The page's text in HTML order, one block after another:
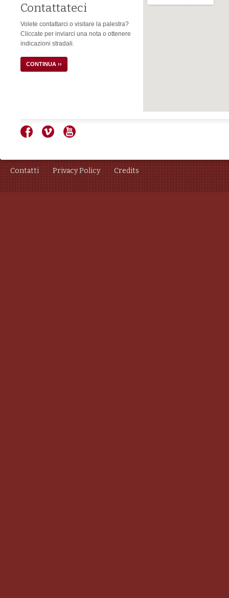
Contattateci
Volete contattarci o visitare la palestra?
Cliccate per inviarci una nota o ottenere
indicazioni stradali.
CONTINUA ››
Contatti Privacy Policy Credits